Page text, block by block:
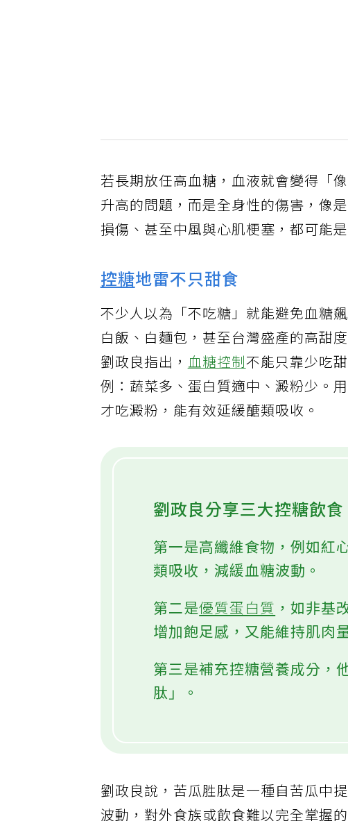
若長期放任高血糖，血液就會變得「
升高的問題，而是全身性的傷害，像
損傷、甚至中風與心肌梗塞，都可能
控糖地雷不只甜食
不少人以為「不吃糖」就能避免血糖
白飯、白麵包，甚至台灣盛產的高甜
劉政良指出，血糖控制不能只靠少吃
例：蔬菜多、蛋白質適中、澱粉少。
才吃澱粉，能有效延緩醣類吸收。
劉政良分享三大控糖飲食
第一是高纖維食物，例如紅
類吸收，減緩血糖波動。
第二是優質蛋白質 ，如非
增加飽足感，又能維持肌肉
第三是補充控糖營養成分，
肽」。
劉政良說，苦瓜胜肽是一種自苦瓜中